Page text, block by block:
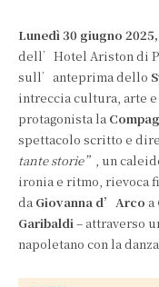
Lunedì 30 giugno
dell’Hotel Ariston di
sull’anteprima dello
intreccia cultura, arte
protagonista la
spettacolo scritto e
tante storie” , un
ironia e ritmo, rievoca
da Giovanna d’Arco a
Garibaldi– attraverso
napoletano con la